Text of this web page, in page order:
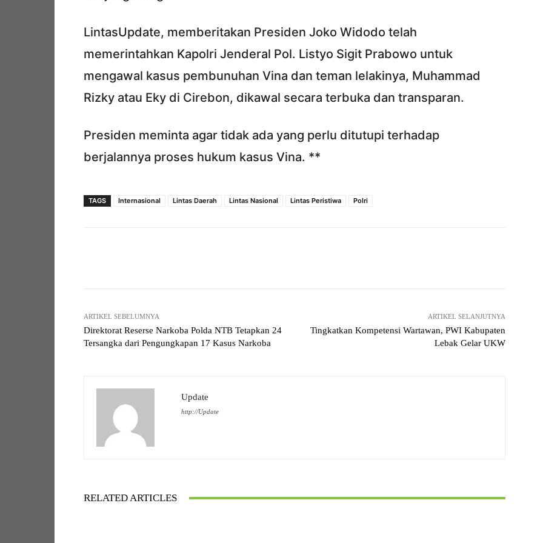
LintasUpdate, memberitakan Presiden Joko Widodo telah
memerintahkan Kapolri Jenderal Pol. Listyo Sigit Prabowo untuk
mengawal kasus pembunuhan Vina dan teman lelakinya, Muhammad
Rizky atau Eky di Cirebon, dikawal secara terbuka dan transparan.
Presiden meminta agar tidak ada yang perlu ditutupi terhadap
berjalannya proses hukum kasus Vina. **
TAGS Internasional Lintas Daerah Lintas Nasional Lintas Peristiwa Polri
ARTIKEL SEBELUMNYA
Direktorat Reserse Narkoba Polda NTB Tetapkan 24
Tersangka dari Pengungkapan 17 Kasus Narkoba
ARTIKEL SELANJUTNYA
Tingkatkan Kompetensi Wartawan, PWI Kabupaten
Lebak Gelar UKW
Update
http://Update
RELATED ARTICLES